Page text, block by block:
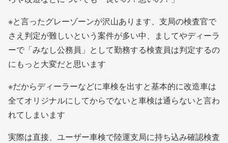
※と言ったグレーゾーンが沢山あります、支局の検査官で
さえ判定が難しいという案件が多い中、ましてやディーラ
ーで「みなし公務員」として勤務する検査員は判定するの
にもっと大変だと思います
※だからディーラーなどに車検を出すと基本的に改造車は
全てオリジナルにしてからでないと車検は通らないと言わ
れてしまいます
実際は直接、ユーザー車検で陸運支局に持ち込み確認検査